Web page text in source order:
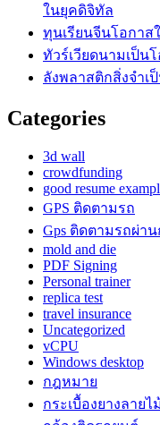
ในยุคดิจิทัล
ทุนเรียนจีนโอกาส
ทัวร์เวียดนามเป็น
ลังพลาสติกสิ่งจำ
Categories
3d wall
crowdfunding
good resume
GPS ติดตามรถ
Gps ติดตามรถผ่า
mold and die
PDF Signing
Personal trainer
replica test
travel insurance
Uncategorized
vCPU
Windows desktop
กฎหมาย
กระเบื้องยางลายไ